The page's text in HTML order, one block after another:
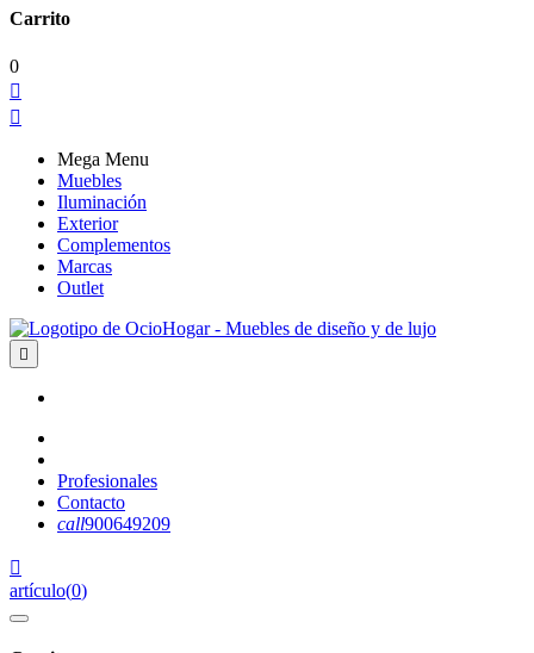
Carrito
0


Mega Menu
Muebles
Iluminación
Exterior
Complementos
Marcas
Outlet

Profesionales
Contacto
call900649209

artículo(0)